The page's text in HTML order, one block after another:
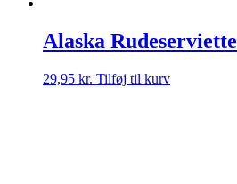
Alaska
29,95 kr. Tilføj til kurv